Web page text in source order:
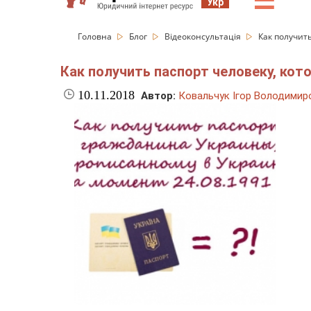
Головна Блог Відеоконсультація Как
Как получить паспорт человеку,
10.11.2018 Автор: Ковальчук Ігор